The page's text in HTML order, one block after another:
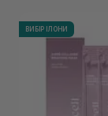
ВИБІР ІЛОНИ